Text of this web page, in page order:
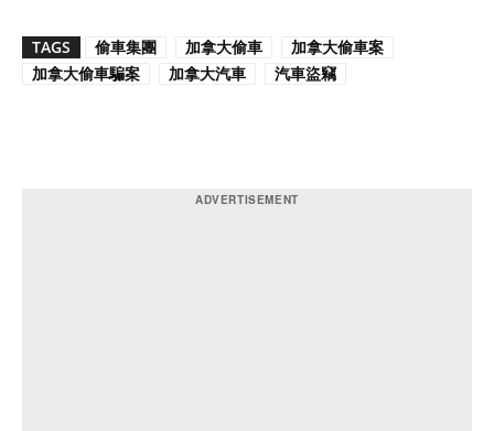
TAGS 偷車集團 加拿大偷車
加拿大偷車案
加拿大偷車騙案
加拿大汽車 汽車盜竊